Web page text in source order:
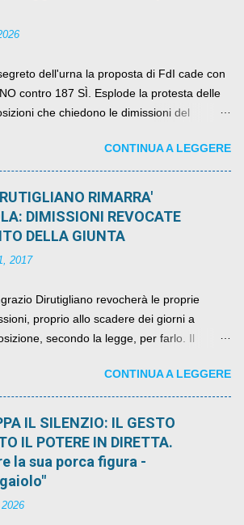
dell'urna la proposta di FdI cade con
contro 187 SÌ. Esplode la protesta delle
che chiedono le dimissioni del
CONTINUA A LEGGERE
RIMARRA'
DIMISSIONI REVOCATE
DELLA GIUNTA
2017
Dirutigliano revocherà le proprie
proprio allo scadere dei giorni a
secondo la legge, per farlo. Il
che si auspicavano il contrario.CONTINUA A LEGGERE
IL SILENZIO: IL GESTO
IL POTERE IN DIRETTA.
la sua porca figura -